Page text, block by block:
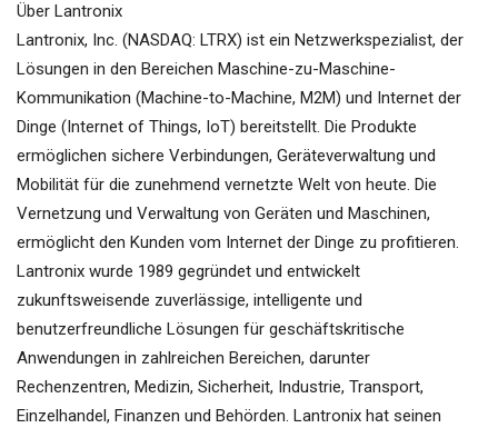
Über Lantronix
Lantronix, Inc. (NASDAQ: LTRX) ist ein Netzwerkspezialist, der
Lösungen in den Bereichen Maschine-zu-Maschine-
Kommunikation (Machine-to-Machine, M2M) und Internet der
Dinge (Internet of Things, IoT) bereitstellt. Die Produkte
ermöglichen sichere Verbindungen, Geräteverwaltung und
Mobilität für die zunehmend vernetzte Welt von heute. Die
Vernetzung und Verwaltung von Geräten und Maschinen,
ermöglicht den Kunden vom Internet der Dinge zu profitieren.
Lantronix wurde 1989 gegründet und entwickelt
zukunftsweisende zuverlässige, intelligente und
benutzerfreundliche Lösungen für geschäftskritische
Anwendungen in zahlreichen Bereichen, darunter
Rechenzentren, Medizin, Sicherheit, Industrie, Transport,
Einzelhandel, Finanzen und Behörden. Lantronix hat seinen